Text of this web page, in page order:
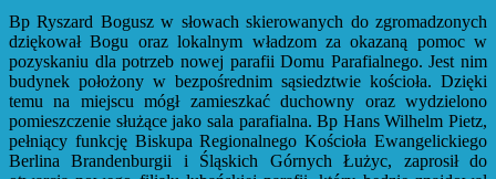
Bp Ryszard Bogusz w słowach skierowanych do zgromadzonych
dziękował Bogu oraz lokalnym władzom za okazaną pomoc w
pozyskaniu dla potrzeb nowej parafii Domu Parafialnego. Jest nim
budynek położony w bezpośrednim sąsiedztwie kościoła. Dzięki
temu na miejscu mógł zamieszkać duchowny oraz wydzielono
pomieszczenie służące jako sala parafialna. Bp Hans Wilhelm Pietz,
pełniący funkcję Biskupa Regionalnego Kościoła Ewangelickiego
Berlina Brandenburgii i Śląskich Górnych Łużyc, zaprosił do